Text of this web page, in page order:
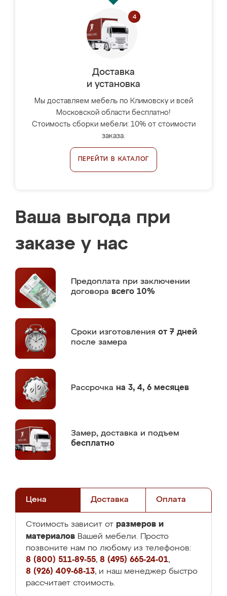
Доставка
и установка
Мы доставляем мебель по Климовску и всей
Московской области бесплатно!
Стоимость сборки мебели: 10% от стоимости
заказа.
ПЕРЕЙТИ В КАТАЛОГ
Ваша выгода при
заказе у нас
Предоплата при заключении
договора всего 10%
Сроки изготовления от 7 дней
после замера
Рассрочка на 3, 4, 6 месяцев
Замер, доставка и подъем
бесплатно
Цена Доставка Оплата
Стоимость зависит от размеров и
материалов Вашей мебели. Просто
позвоните нам по любому из телефонов:
8 (800) 511-89-55, 8 (495) 665-24-01,
8 (926) 409-68-13, и наш менеджер быстро
рассчитает стоимость.